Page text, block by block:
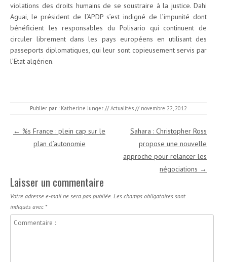
violations des droits humains de se soustraire à la justice. Dahi
Aguai, le président de l’APDP s’est indigné de l’impunité dont
bénéficient les responsables du Polisario qui continuent de
circuler librement dans les pays européens en utilisant des
passeports diplomatiques, qui leur sont copieusement servis par
l’Etat algérien.
Publier par : Katherine Junger // Actualités // novembre 22, 2012
Navigation des articles
← %s France : plein cap sur le
plan d’autonomie
Sahara : Christopher Ross
propose une nouvelle
approche pour relancer les
négociations →
Laisser un commentaire
Votre adresse e-mail ne sera pas publiée. Les champs obligatoires sont
indiqués avec *